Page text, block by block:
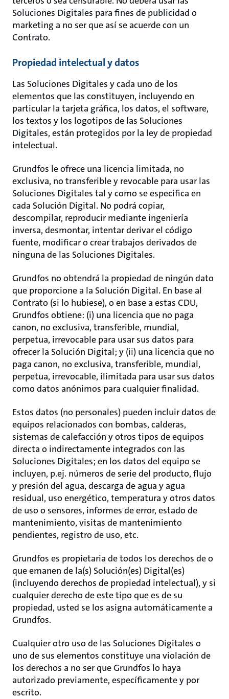
Soluciones Digitales para fines de publicidad o
marketing a no ser que así se acuerde con un
Contrato.
Propiedad intelectual y datos
Las Soluciones Digitales y cada uno de los
elementos que las constituyen, incluyendo en
particular la tarjeta gráfica, los datos, el software,
los textos y los logotipos de las Soluciones
Digitales, están protegidos por la ley de propiedad
intelectual.
Grundfos le ofrece una licencia limitada, no
exclusiva, no transferible y revocable para usar las
Soluciones Digitales tal y como se especifica en
cada Solución Digital. No podrá copiar,
descompilar, reproducir mediante ingeniería
inversa, desmontar, intentar derivar el código
fuente, modificar o crear trabajos derivados de
ninguna de las Soluciones Digitales.
Grundfos no obtendrá la propiedad de ningún dato
que proporcione a la Solución Digital. En base al
Contrato (si lo hubiese), o en base a estas CDU,
Grundfos obtiene: (i) una licencia que no paga
canon, no exclusiva, transferible, mundial,
perpetua, irrevocable para usar sus datos para
ofrecer la Solución Digital; y (ii) una licencia que no
paga canon, no exclusiva, transferible, mundial,
perpetua, irrevocable, ilimitada para usar sus datos
como datos anónimos para cualquier finalidad.
Estos datos (no personales) pueden incluir datos de
equipos relacionados con bombas, calderas,
sistemas de calefacción y otros tipos de equipos
directa o indirectamente integrados con las
Soluciones Digitales; en los datos del equipo se
incluyen, p.ej. números de serie del producto, flujo
y presión del agua, descarga de agua y agua
residual, uso energético, temperatura y otros datos
de uso o sensores, informes de error, estado de
mantenimiento, visitas de mantenimiento
pendientes, registro de uso, etc.
Grundfos es propietaria de todos los derechos de o
que emanen de la(s) Solución(es) Digital(es)
(incluyendo derechos de propiedad intelectual), y si
cualquier derecho de este tipo que es de su
propiedad, usted se los asigna automáticamente a
Grundfos.
Cualquier otro uso de las Soluciones Digitales o
uno de sus elementos constituye una violación de
los derechos a no ser que Grundfos lo haya
autorizado previamente, específicamente y por
escrito.